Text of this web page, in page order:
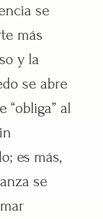
se
más
y la
se abre
“obliga” al
es más,
se